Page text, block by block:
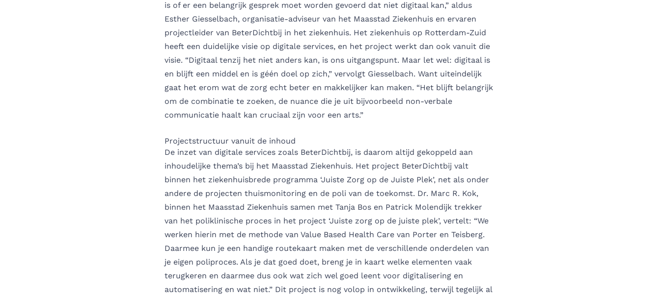
is of er een belangrijk gesprek moet worden gevoerd dat niet digitaal kan,” aldus
Esther Giesselbach, organisatie-adviseur van het Maasstad Ziekenhuis en ervaren
projectleider van BeterDichtbij in het ziekenhuis. Het ziekenhuis op Rotterdam-Zuid
heeft een duidelijke visie op digitale services, en het project werkt dan ook vanuit die
visie. “Digitaal tenzij het niet anders kan, is ons uitgangspunt. Maar let wel: digitaal is
en blijft een middel en is géén doel op zich,” vervolgt Giesselbach. Want uiteindelijk
gaat het erom wat de zorg echt beter en makkelijker kan maken. “Het blijft belangrijk
om de combinatie te zoeken, de nuance die je uit bijvoorbeeld non-verbale
communicatie haalt kan cruciaal zijn voor een arts.”
Projectstructuur vanuit de inhoud
De inzet van digitale services zoals BeterDichtbij, is daarom altijd gekoppeld aan
inhoudelijke thema’s bij het Maasstad Ziekenhuis. Het project BeterDichtbij valt
binnen het ziekenhuisbrede programma ‘Juiste Zorg op de Juiste Plek’, net als onder
andere de projecten thuismonitoring en de poli van de toekomst. Dr. Marc R. Kok,
binnen het Maasstad Ziekenhuis samen met Tanja Bos en Patrick Molendijk trekker
van het poliklinische proces in het project ‘Juiste zorg op de juiste plek’, vertelt: “We
werken hierin met de methode van Value Based Health Care van Porter en Teisberg.
Daarmee kun je een handige routekaart maken met de verschillende onderdelen van
je eigen poliproces. Als je dat goed doet, breng je in kaart welke elementen vaak
terugkeren en daarmee dus ook wat zich wel goed leent voor digitalisering en
automatisering en wat niet.” Dit project is nog volop in ontwikkeling, terwijl tegelijk al